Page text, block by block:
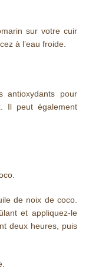
sur votre cuir
à l’eau froide.
antioxydants pour
Il peut également
de noix de coco.
et appliquez-le
deux heures, puis